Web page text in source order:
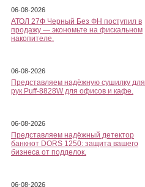
06-08-2026
АТОЛ 27Ф Черный Без ФН поступил в
продажу — экономьте на фискальном
накопителе.
06-08-2026
Представляем надёжную сушилку для
рук Puff-8828W для офисов и кафе.
06-08-2026
Представляем надёжный детектор
банкнот DORS 1250: защита вашего
бизнеса от подделок.
06-08-2026